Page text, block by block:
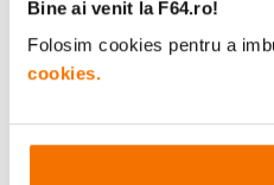
Bine ai venit la F64.ro!
Folosim cookies pentru a
cookies.
Metode
Comenzi si suport